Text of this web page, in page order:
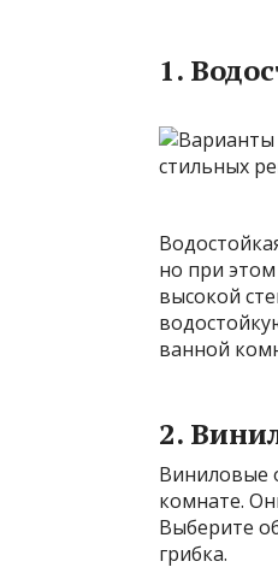
1.
но при этом
высокой
ванной
2.
Виниловые
комнате.
Выберите
грибка.